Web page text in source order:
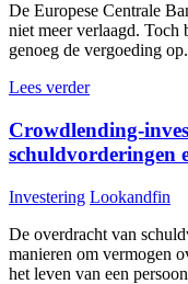
De Europese Centrale
niet meer verlaagd. Toch
genoeg de vergoeding
Lees verder
Crowdlending-
schuldvorderingen
Investering Lookandfin
De overdracht van
manieren om vermogen
het leven van een